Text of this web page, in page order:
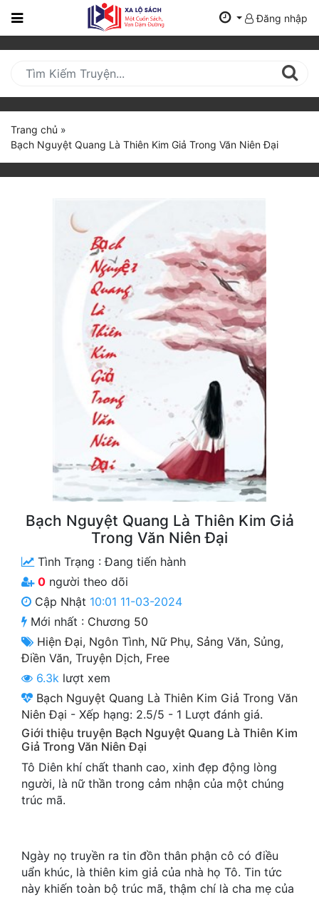
Trang
Mới
Cập
Nhật
(current)
BXH
Xa Lộ Dịch
Cung Đấu
Cổ Tiên Hiệp
Cổ Đại
Du Hí
Dã Sử
Dị Giới
Dị Năng
Gia Đấu
Góc Nhìn Nữ
Huyền Huyễn
Đăng nhập
Trang chủ »
Bạch Nguyệt Quang Là Thiên Kim Giả Trong Văn Niên Đại
Bạch Nguyệt Quang Là Thiên Kim Giả
Trong Văn Niên Đại
Tình Trạng :Đang tiến hành
0 người theo dõi
Cập Nhật 10:01 11-03-2024
Mới nhất : Chương 50
Hiện Đại, Ngôn Tình, Nữ Phụ, Sảng Văn, Sủng,
Điền Văn, Truyện Dịch, Free
6.3k lượt xem
Bạch Nguyệt Quang Là Thiên Kim Giả Trong Văn
Niên Đại - Xếp hạng: 2.5/5 - 1 Lượt đánh giá.
Giới thiệu truyện Bạch Nguyệt Quang Là Thiên Kim
Giả Trong Văn Niên Đại
Tô Diên khí chất thanh cao, xinh đẹp động lòng
người, là nữ thần trong cảm nhận của một chúng
trúc mã.
Ngày nọ truyền ra tin đồn thân phận cô có điều
uẩn khúc, là thiên kim giả của nhà họ Tô. Tin tức
này khiến toàn bộ trúc mã, thậm chí là cha mẹ của